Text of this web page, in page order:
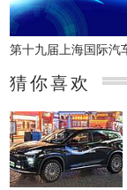
猜你喜欢